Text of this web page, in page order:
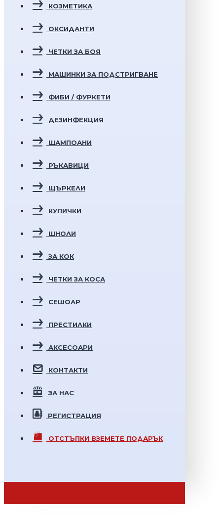
КОЗМЕТИКА
ОКСИДАНТИ
ЧЕТКИ ЗА БОЯ
МАШИНКИ ЗА ПОДСТРИГВАНЕ
ФИБИ / ФУРКЕТИ
ДЕЗИНФЕКЦИЯ
ШАМПОАНИ
РЪКАВИЦИ
ЩЪРКЕЛИ
КУПИЧКИ
ШНОЛИ
ЗА КОК
ЧЕТКИ ЗА КОСА
СЕШОАР
ПРЕСТИЛКИ
АКСЕСОАРИ
КОНТАКТИ
ЗА НАС
РЕГИСТРАЦИЯ
ОТСТЪПКИ ВЗЕМЕТЕ ПОДАРЪК